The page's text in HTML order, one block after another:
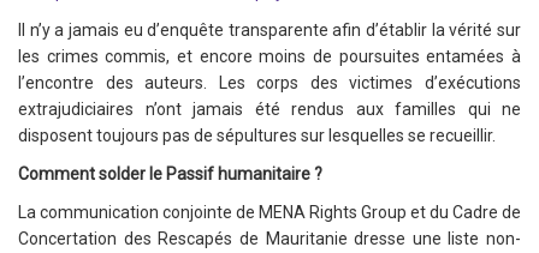
Il n’y a jamais eu d’enquête transparente afin d’établir la vérité sur
les crimes commis, et encore moins de poursuites entamées à
l’encontre des auteurs. Les corps des victimes d’exécutions
extrajudiciaires n’ont jamais été rendus aux familles qui ne
disposent toujours pas de sépultures sur lesquelles se recueillir.
Comment solder le Passif humanitaire ?
La communication conjointe de MENA Rights Group et du Cadre de
Concertation des Rescapés de Mauritanie dresse une liste non-